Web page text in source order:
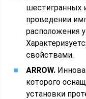
шестигранных
проведении
расположения
свойствами.
ARROW.
которого
установки